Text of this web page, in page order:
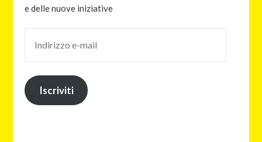
e delle nuove iniziative
Iscriviti